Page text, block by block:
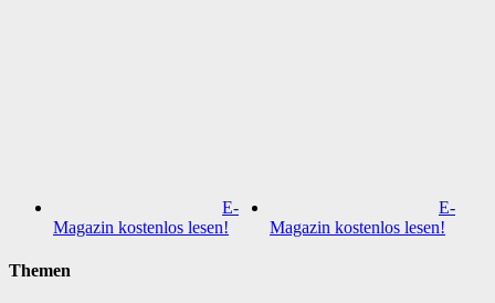
E-
Magazin kostenlos lesen!
E-
Magazin kostenlos lesen!
Themen